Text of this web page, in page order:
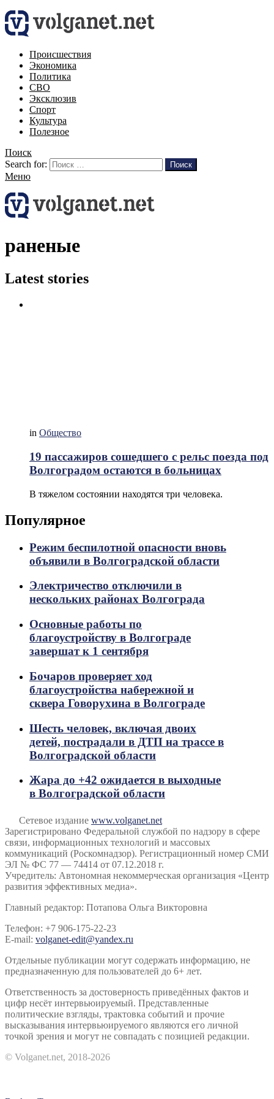
Происшествия
Экономика
Политика
СВО
Эксклюзив
Спорт
Культура
Полезное
Поиск
Search for:
Поиск
Меню
раненые
Latest stories
in Общество
19 пассажиров сошедшего с рельс поезда под
Волгоградом остаются в больницах
В тяжелом состоянии находятся три человека.
Популярное
Режим беспилотной опасности вновь
объявили в Волгоградской области
Электричество отключили в
нескольких районах Волгограда
Основные работы по
благоустройству в Волгограде
завершат к 1 сентября
Бочаров проверяет ход
благоустройства набережной и
сквера Говорухина в Волгограде
Шесть человек, включая двоих
детей, пострадали в ДТП на трассе в
Волгоградской области
Жара до +42 ожидается в выходные
в Волгоградской области
Сетевое издание www.volganet.net
Зарегистрировано Федеральной службой по надзору в сфере
связи, информационных технологий и массовых
коммуникаций (Роскомнадзор). Регистрационный номер СМИ
ЭЛ № ФС 77 — 74414 от 07.12.2018 г.
Учредитель: Автономная некоммерческая организация «Центр
развития эффективных медиа».
Главный редактор: Потапова Ольга Викторовна
Телефон: +7 906-175-22-23
E-mail: volganet-edit@yandex.ru
Отдельные публикации могут содержать информацию, не
предназначенную для пользователей до 6+ лет.
Ответственность за достоверность приведённых фактов и
цифр несёт интервьюируемый. Представленные
политические взгляды, трактовка событий и прочие
высказывания интервьюируемого являются его личной
точкой зрения и могут не совпадать с позицией редакции.
© Volganet.net, 2018-2026